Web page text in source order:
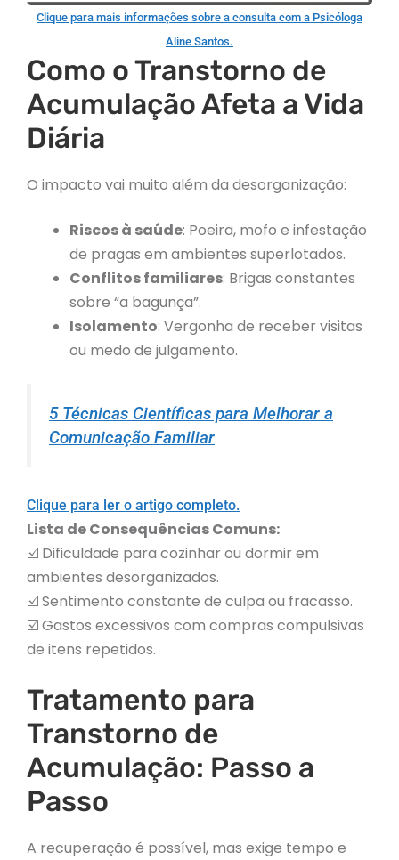
Clique para mais informações sobre a consulta com a Psicóloga
Aline Santos.
Como o Transtorno de
Acumulação Afeta a Vida
Diária
O impacto vai muito além da desorganização:
Riscos à saúde: Poeira, mofo e infestação
de pragas em ambientes superlotados.
Conflitos familiares: Brigas constantes
sobre “a bagunça”.
Isolamento: Vergonha de receber visitas
ou medo de julgamento.
5 Técnicas Científicas para Melhorar a
Comunicação Familiar
Clique para ler o artigo completo.
Lista de Consequências Comuns:
☑️ Dificuldade para cozinhar ou dormir em
ambientes desorganizados.
☑️ Sentimento constante de culpa ou fracasso.
☑️ Gastos excessivos com compras compulsivas
de itens repetidos.
Tratamento para
Transtorno de
Acumulação: Passo a
Passo
A recuperação é possível, mas exige tempo e